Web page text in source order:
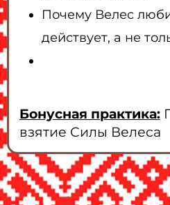
Почему Велес
действует, а не
Бонусная практика:
взятие Силы Велеса